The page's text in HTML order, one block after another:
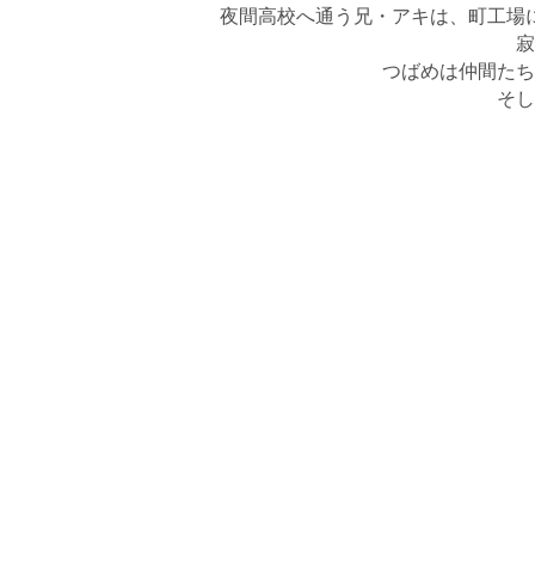
夜間高校へ通う兄・アキは、町工
つばめは仲間た
そ